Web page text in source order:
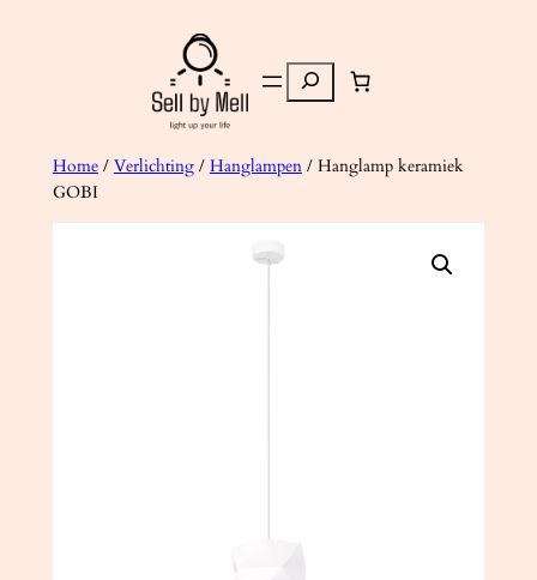
Zoeken
Home/ Verlichting/ Hanglampen/ Hanglamp keramiek
GOBI